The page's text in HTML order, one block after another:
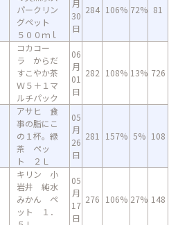
パークリン
グペット
５００ｍｌ
月
30
日
284 106% 72% 81
コカコー
ラ からだ
すこやか茶
Ｗ５＋１マ
ルチパック
06
月
01
日
282 108% 13% 726
アサヒ 食
事の脂にこ
の１杯。緑
茶 ペッ
ト ２Ｌ
05
月
26
日
281 157% 5% 108
キリン 小
岩井 純水
みかん ペ
ット １．
05
月
17
日
276 106% 27% 148